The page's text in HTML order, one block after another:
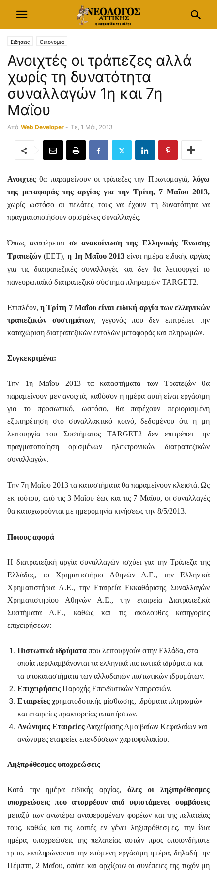
Ειδησεις Οικονομια
Ανοιχτές οι τράπεζες αλλά
χωρίς τη δυνατότητα
συναλλαγών 1η και 7η
Μαΐου
Από Web Developer - Τε, 1 Μάι, 2013
Ανοιχτές θα παραμείνουν οι τράπεζες την Πρωτομαγιά, λόγω
της μεταφοράς της αργίας για την Τρίτη, 7 Μαΐου 2013,
χωρίς ωστόσο οι πελάτες τους να έχουν τη δυνατότητα να
πραγματοποιήσουν ορισμένες συναλλαγές.
Όπως αναφέρεται σε ανακοίνωση της Ελληνικής Ένωσης
Τραπεζών (ΕΕΤ), η 1η Μαΐου 2013 είναι ημέρα ειδικής αργίας
για τις διατραπεζικές συναλλαγές και δεν θα λειτουργεί το
πανευρωπαϊκό διατραπεζικό σύστημα πληρωμών TARGET2.
Επιπλέον,η Τρίτη 7 Μαΐου είναι ειδική αργία των ελληνικών
τραπεζικών συστημάτων, γεγονός που δεν επιτρέπει την
καταχώριση διατραπεζικών εντολών μεταφοράς και πληρωμών.
Συγκεκριμένα:
Την 1η Μαΐου 2013 τα καταστήματα των Τραπεζών θα
παραμείνουν μεν ανοιχτά, καθόσον η ημέρα αυτή είναι εργάσιμη
για το προσωπικό, ωστόσο, θα παρέχουν περιορισμένη
εξυπηρέτηση στο συναλλακτικό κοινό, δεδομένου ότι η μη
λειτουργία του Συστήματος TARGET2 δεν επιτρέπει την
πραγματοποίηση ορισμένων ηλεκτρονικών διατραπεζικών
συναλλαγών.
Την 7η Μαΐου 2013 τα καταστήματα θα παραμείνουν κλειστά. Ως
εκ τούτου, από τις 3 Μαΐου έως και τις 7 Μαΐου, οι συναλλαγές
θα καταχωρούνται με ημερομηνία κινήσεως την 8/5/2013.
Ποιους αφορά
Η διατραπεζική αργία συναλλαγών ισχύει για την Τράπεζα της
Ελλάδος, το Χρηματιστήριο Αθηνών Α.Ε., την Ελληνικά
Χρηματιστήρια Α.Ε., την Εταιρεία Εκκαθάρισης Συναλλαγών
Χρηματιστηρίου Αθηνών Α.Ε., την εταιρεία Διατραπεζικά
Συστήματα Α.Ε., καθώς και τις ακόλουθες κατηγορίες
επιχειρήσεων:
Πιστωτικά ιδρύματα που λειτουργούν στην Ελλάδα, στα
οποία περιλαμβάνονται τα ελληνικά πιστωτικά ιδρύματα και
τα υποκαταστήματα των αλλοδαπών πιστωτικών ιδρυμάτων.
Επιχειρήσεις Παροχής Επενδυτικών Υπηρεσιών.
Εταιρείες χρηματοδοτικής μίσθωσης, ιδρύματα πληρωμών
και εταιρείες πρακτορείας απαιτήσεων.
Ανώνυμες Εταιρείες Διαχείρισης Αμοιβαίων Κεφαλαίων και
ανώνυμες εταιρείες επενδύσεων χαρτοφυλακίου.
Ληξπρόθεσμες υποχρεώσεις
Κατά την ημέρα ειδικής αργίας, όλες οι ληξιπρόθεσμες
υποχρεώσεις που απορρέουν από υφιστάμενες συμβάσεις
μεταξύ των ανωτέρω αναφερομένων φορέων και της πελατείας
τους, καθώς και τις λοιπές εν γένει ληξιπρόθεσμες, την ίδια
ημέρα, υποχρεώσεις της πελατείας αυτών προς οποιονδήποτε
τρίτο, εκπληρώνονται την επόμενη εργάσιμη ημέρα, δηλαδή την
Πέμπτη, 2 Μαΐου, οπότε και αρχίζουν οι συνέπειες της τυχόν μη